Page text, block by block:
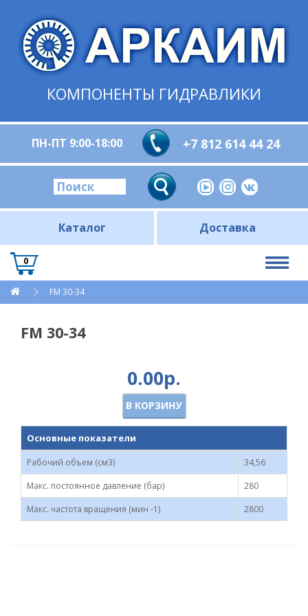
КОМПОНЕНТЫ ГИДРАВЛИКИ
ПН-ПТ 9:00-18:00 +7 812 614 44 24
Каталог Доставка
0
FM 30-34
FM 30-34
0.00р.
В КОРЗИНУ
Основные показатели
Рабочий объем (см3)
34,56
Макс. постоянное давление (бар)
280
Макс. частота вращения (мин -1)
2800